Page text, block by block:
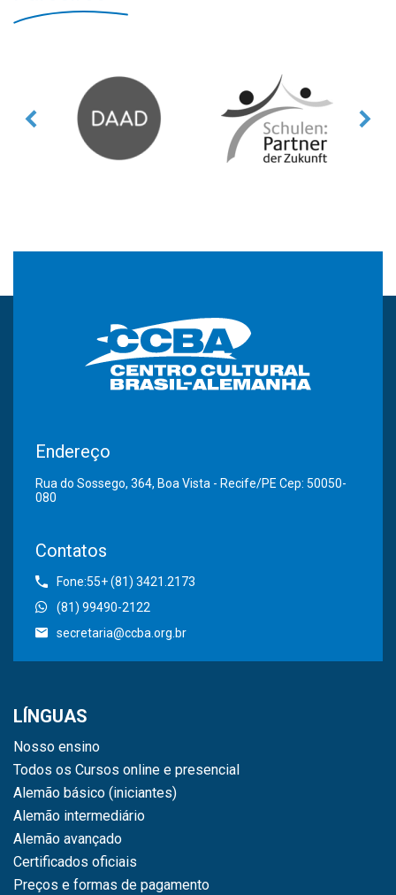
Endereço
Rua do Sossego, 364, Boa Vista - Recife/PE Cep: 50050-
080
Contatos
Fone:55+ (81) 3421.2173
(81) 99490-2122
secretaria@ccba.org.br
LÍNGUAS
Nosso ensino
Todos os Cursos online e presencial
Alemão básico (iniciantes)
Alemão intermediário
Alemão avançado
Certificados oficiais
Preços e formas de pagamento